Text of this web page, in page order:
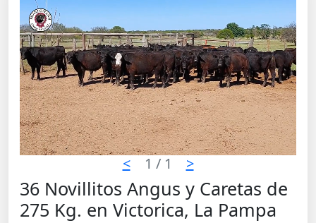
< 1 / 1 >
36 Novillitos Angus y Caretas de
275 Kg. en Victorica, La Pampa